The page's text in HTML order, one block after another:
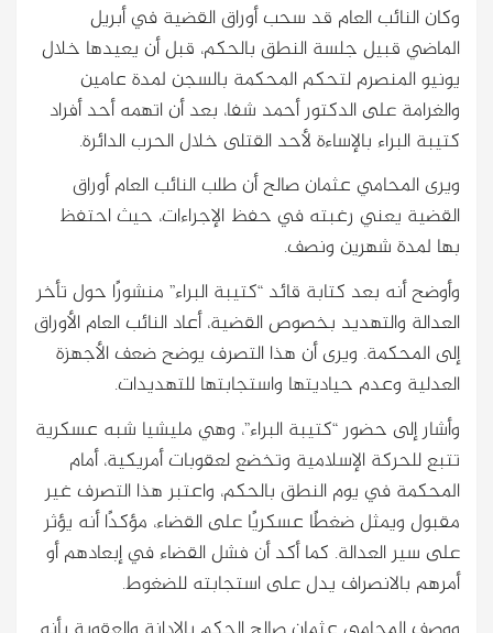
وكان النائب العام قد سحب أوراق القضية في أبريل
الماضي قبيل جلسة النطق بالحكم، قبل أن يعيدها خلال
يونيو المنصرم لتحكم المحكمة بالسجن لمدة عامين
والغرامة على الدكتور أحمد شفا، بعد أن اتهمه أحد أفراد
كتيبة البراء بالإساءة لأحد القتلى خلال الحرب الدائرة.
ويرى المحامي عثمان صالح أن طلب النائب العام أوراق
القضية يعني رغبته في حفظ الإجراءات، حيث احتفظ
بها لمدة شهرين ونصف.
وأوضح أنه بعد كتابة قائد “كتيبة البراء” منشورًا حول تأخر
العدالة والتهديد بخصوص القضية، أعاد النائب العام الأوراق
إلى المحكمة. ويرى أن هذا التصرف يوضح ضعف الأجهزة
العدلية وعدم حياديتها واستجابتها للتهديدات.
وأشار إلى حضور “كتيبة البراء”، وهي مليشيا شبه عسكرية
تتبع للحركة الإسلامية وتخضع لعقوبات أمريكية، أمام
المحكمة في يوم النطق بالحكم، واعتبر هذا التصرف غير
مقبول ويمثل ضغطًا عسكريًا على القضاء، مؤكدًا أنه يؤثر
على سير العدالة. كما أكد أن فشل القضاء في إبعادهم أو
أمرهم بالانصراف يدل على استجابته للضغوط.